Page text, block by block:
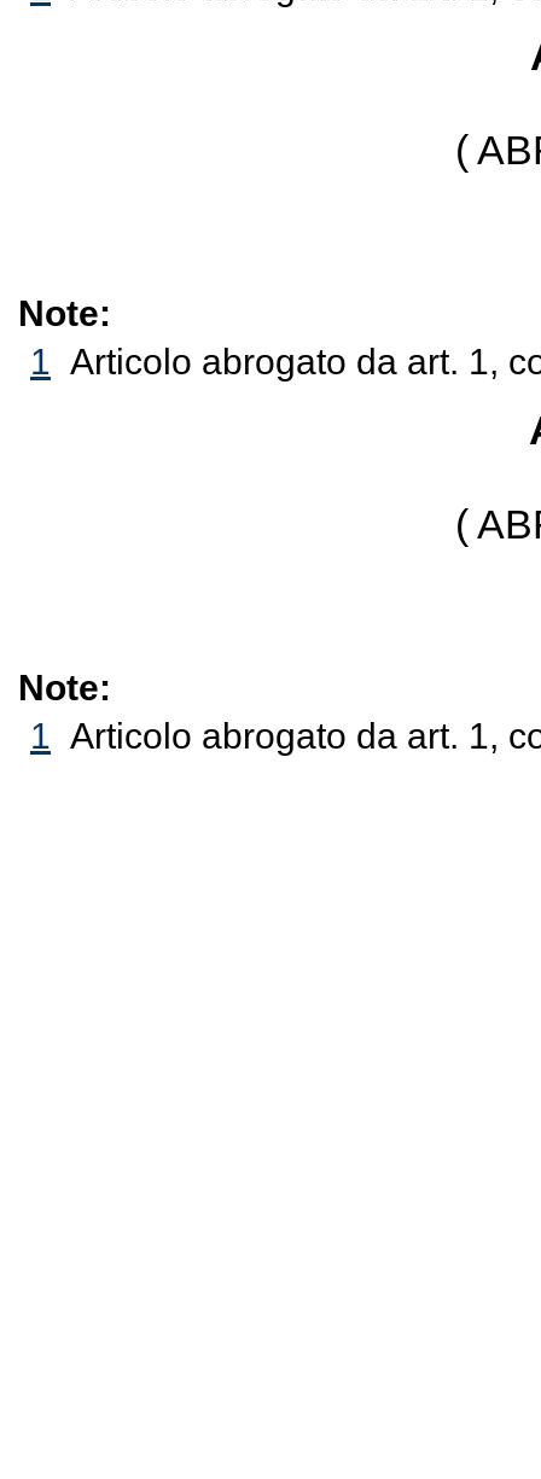
(
Note:
1 Articolo abrogato da art. 1,
(
Note:
1 Articolo abrogato da art. 1,